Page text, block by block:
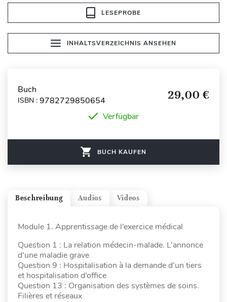
LESEPROBE
INHALTSVERZEICHNIS ANSEHEN
Buch
ISBN : 9782729850654 29,00 €
Verfügbar
BUCH KAUFEN
Videos
Audios
Beschreibung
Module 1. Apprentissage de l’exercice médical
Question 1 : La relation médecin-malade. L’annonce
d’une maladie grave
Question 9 : Hospitalisation à la demande d’un tiers
et hospitalisation d’office
Question 13 : Organisation des systèmes de soins.
Filières et réseaux